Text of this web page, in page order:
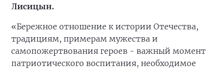
Лисицын.
«Бережное отношение к истории Отечества,
традициям, примерам мужества и
самопожертвования героев - важный момент
патриотического воспитания, необходимое